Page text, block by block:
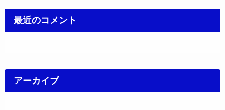
最近のコメント
アーカイブ